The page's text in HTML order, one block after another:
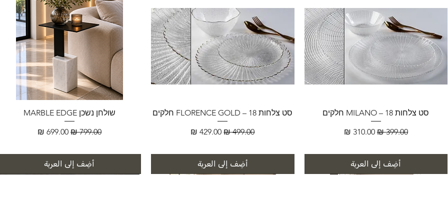
סט צלחות MILANO – 18 חלקים
سعر عادي‏399.00 ₪ سعر البيع‏310.00 ₪
أضِف إلى العربة
סט צלחות FLORENCE GOLD – 18 חלקים
سعر عادي‏499.00 ₪ سعر البيع
أضِف إلى العربة
שולחן נשכן MARBLE EDGE
سعر عادي‏799.00 ₪ سعر البيع‏699.00 ₪
أضِف إلى العربة